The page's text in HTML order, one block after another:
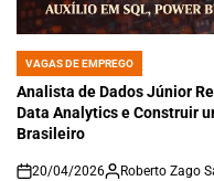
POSTED
IN
VAGAS DE EMPREGO
Analista de Dados Júnior
Data Analytics e Construir
Brasileiro
20/04/2026 Roberto Zago